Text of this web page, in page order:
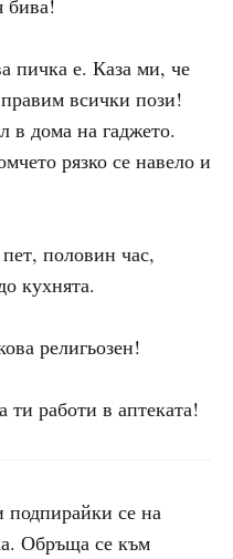
бива!
пичка е. Каза ми, че
всички пози!
в дома на гаджето.
рязко се навело и
половин час,
кухнята.
религьозен!
работи в аптеката!
подпирайки се на
Обръща се към